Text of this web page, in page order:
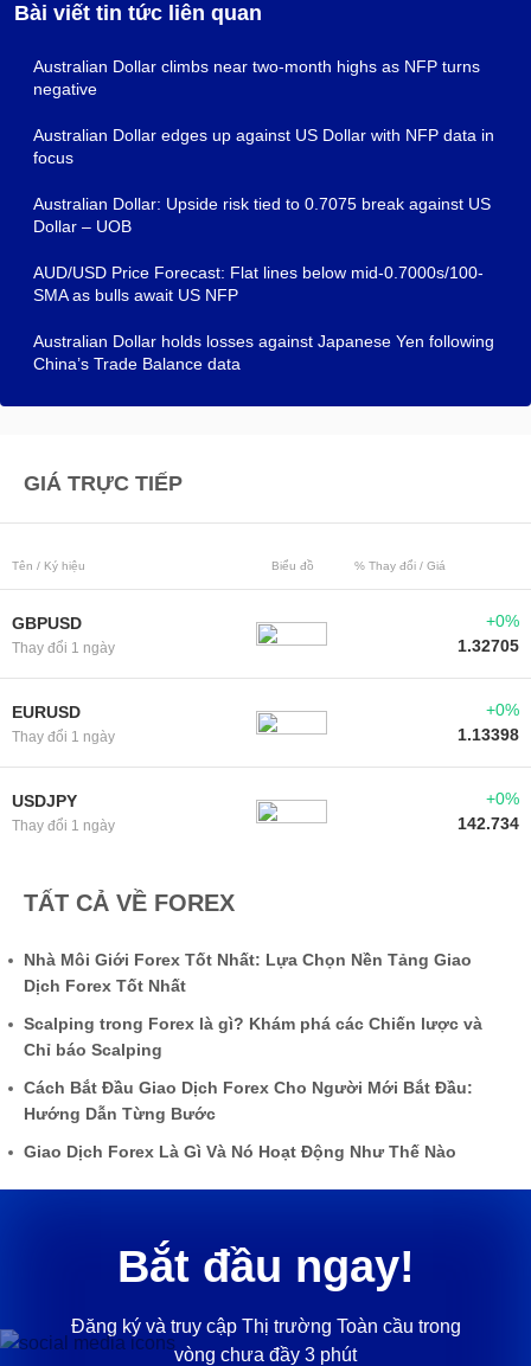
Bài viết tin tức liên quan
Australian Dollar climbs near two-month highs as NFP turns
negative
Australian Dollar edges up against US Dollar with NFP data in
focus
Australian Dollar: Upside risk tied to 0.7075 break against US
Dollar – UOB
AUD/USD Price Forecast: Flat lines below mid-0.7000s/100-
SMA as bulls await US NFP
Australian Dollar holds losses against Japanese Yen following
China’s Trade Balance data
GIÁ TRỰC TIẾP
Tên / Ký hiệu Biểu đồ % Thay đổi / Giá
GBPUSD
Thay đổi 1 ngày
+0%
1.32705
EURUSD
Thay đổi 1 ngày
+0%
1.13398
USDJPY
Thay đổi 1 ngày
+0%
142.734
TẤT CẢ VỀ FOREX
Nhà Môi Giới Forex Tốt Nhất: Lựa Chọn Nền Tảng Giao
Dịch Forex Tốt Nhất
Scalping trong Forex là gì? Khám phá các Chiến lược và
Chỉ báo Scalping
Cách Bắt Đầu Giao Dịch Forex Cho Người Mới Bắt Đầu:
Hướng Dẫn Từng Bước
Giao Dịch Forex Là Gì Và Nó Hoạt Động Như Thế Nào
Bắt đầu ngay!
Đăng ký và truy cập Thị trường Toàn cầu trong
vòng chưa đầy 3 phút